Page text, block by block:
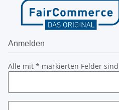
Anmelden
Alle mit * markierten Felder